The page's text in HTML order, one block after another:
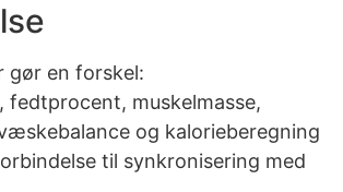
gør en forskel:
muskelmasse,
og kalorieberegning
til synkronisering med